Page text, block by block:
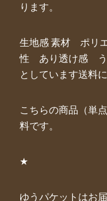
ります。
生地感 素材 ポリ
性 あり透け感 う
としています送料
こちらの商品（単
料です。
★
ゆうパケットはお